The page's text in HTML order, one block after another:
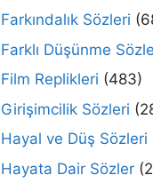
Farkındalık Sözleri
Farklı Düşünme
Film Replikleri (483)
Girişimcilik Sözleri
Hayal ve Düş Sözleri
Hayata Dair Sözler